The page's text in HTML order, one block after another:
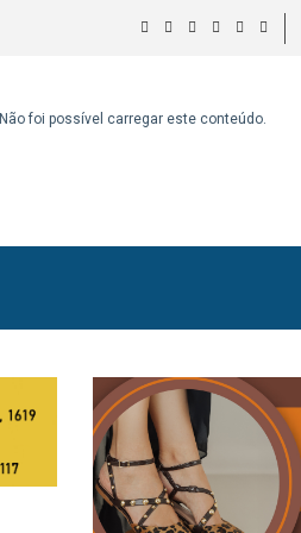
Não foi possível carregar este conteúdo.